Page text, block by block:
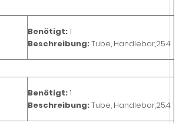
Benötigt:1
Beschreibung:Tube, Handlebar,25.4
Benötigt:1
Beschreibung:Tube, Handlebar,25.4